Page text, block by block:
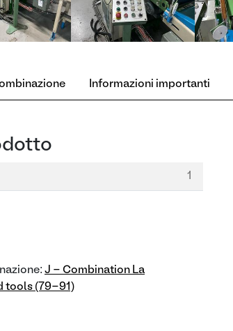
Informazioni importanti
1
J - Combination La
tools (79-91)